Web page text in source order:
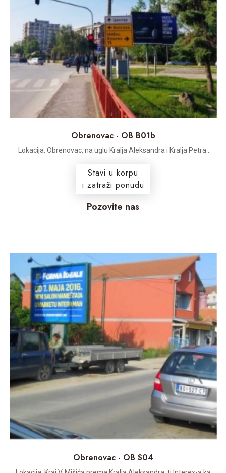
Obrenovac - OB B01b
Lokacija: Obrenovac, na uglu Kralja Aleksandra i Kralja Petra...
Stavi u korpu
i zatraži ponudu
Pozovite nas
Obrenovac - OB S04